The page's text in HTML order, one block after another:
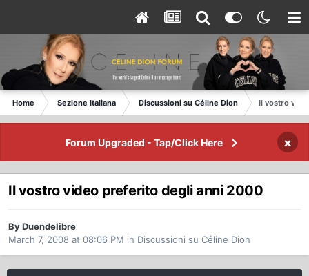
Home Sezione Italiana Discussioni su Céline Dion Il vostro
Forum Upgraded - Tap/Click Here ×
Il vostro video preferito degli anni 2000
By Duendelibre
March 7, 2008 at 08:06 PM in Discussioni su Céline Dion